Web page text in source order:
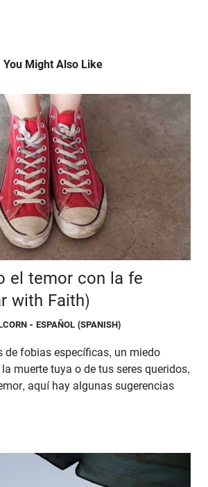
You Might Also Like
el temor con la fe
with Faith)
- ESPAÑOL (SPANISH)
de fobias específicas, un miedo
muerte tuya o de tus seres queridos,
aquí hay algunas sugerencias